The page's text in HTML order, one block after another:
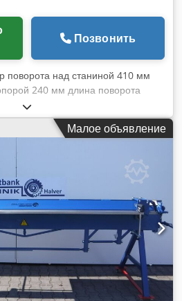
Позвонить
поворота над станиной 410 мм
240 мм длина поворота
мм Расстояние между
шпинделя 47 мм Частота
1250 об/мин Подача -
- 76 мм Резьба - дюймовая 1/2
0,25 - 22 мм Ширина станины
Диаметр пиноли хвостовой
бабки MK 4 Ход
мм Ход верхнего суппорта 120 мм
5,5 кВт Вес станка около
Д x Ш x В 2,32 x 1,15 x 1,22 м
патрон RÖHM 160 мм,
фиксированный упор, с
для подачи СОЖ
Малое объявление